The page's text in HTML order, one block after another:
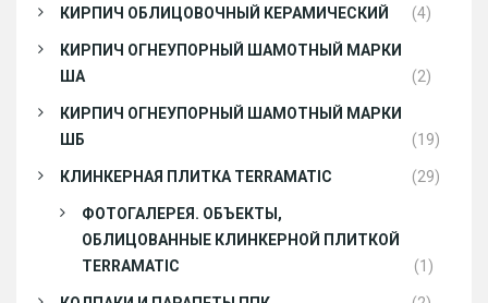
КИРПИЧ ОБЛИЦОВОЧНЫЙ КЕРАМИЧЕСКИЙ (4)
КИРПИЧ ОГНЕУПОРНЫЙ ШАМОТНЫЙ МАРКИ
ША
(2)
КИРПИЧ ОГНЕУПОРНЫЙ ШАМОТНЫЙ МАРКИ
ШБ
(19)
КЛИНКЕРНАЯ ПЛИТКА TERRAMATIC (29)
ФОТОГАЛЕРЕЯ. ОБЪЕКТЫ,
ОБЛИЦОВАННЫЕ КЛИНКЕРНОЙ ПЛИТКОЙ
TERRAMATIC
(1)